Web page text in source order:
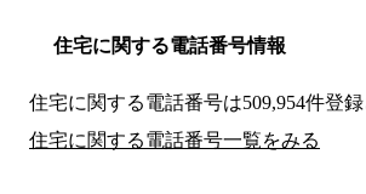
住宅に関する電話番号情報
住宅に関する電話番号は509,954件登録
住宅に関する電話番号一覧をみる